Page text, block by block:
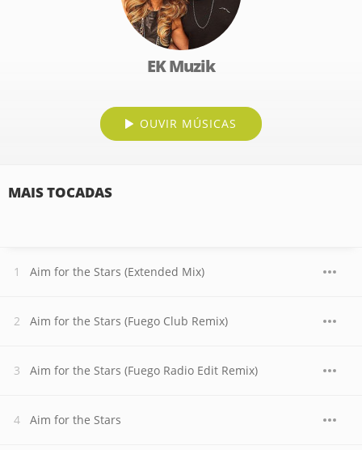
EK Muzik
OUVIR MÚSICAS
MAIS TOCADAS
Aim for the Stars (Extended Mix)
Aim for the Stars (Fuego Club Remix)
Aim for the Stars (Fuego Radio Edit Remix)
Aim for the Stars